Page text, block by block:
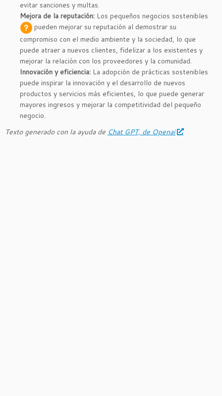
evitar sanciones y multas.
Mejora de la reputación: Los pequeños negocios sostenibles
pueden mejorar su reputación al demostrar su
compromiso con el medio ambiente y la sociedad, lo que
puede atraer a nuevos clientes, fidelizar a los existentes y
mejorar la relación con los proveedores y la comunidad.
Innovación y eficiencia: La adopción de prácticas sostenibles
puede inspirar la innovación y el desarrollo de nuevos
productos y servicios más eficientes, lo que puede generar
mayores ingresos y mejorar la competitividad del pequeño
negocio.
Texto generado con la ayuda de Chat GPT, de Openai